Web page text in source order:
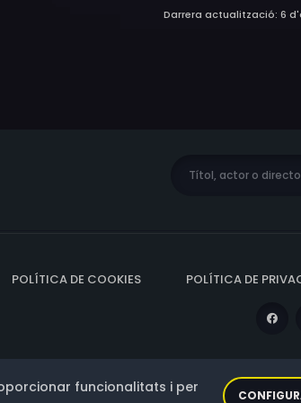
Darrera actualització: 6
POLÍTICA DE COOKIES POLÍTICA DE
funcionalitats i per